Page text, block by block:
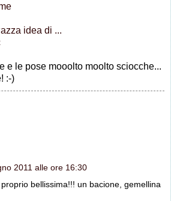
idea di ...
e le pose mooolto moolto sciocche...
:-)
2011 alle ore 16:30
bellissima!!! un bacione, gemellina